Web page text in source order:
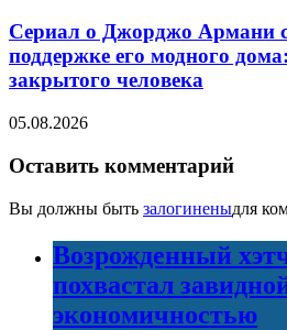
Сериал о Джорджо Армани
поддержке его модного
закрытого человека
05.08.2026
Оставить комментарий
Вы должны быть залогиненыдля
Возрожденный
похвастал
экономичностью